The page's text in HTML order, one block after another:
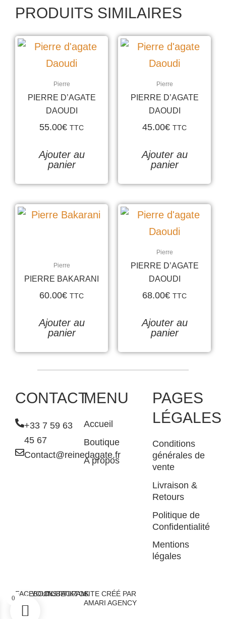
PRODUITS SIMILAIRES
Pierre
PIERRE D’AGATE
DAOUDI
55.00€ TTC
Ajouter au
panier
Pierre
PIERRE D’AGATE
DAOUDI
45.00€ TTC
Ajouter au
panier
Pierre
PIERRE BAKARANI
60.00€ TTC
Ajouter au
panier
Pierre
PIERRE D’AGATE
DAOUDI
68.00€ TTC
Ajouter au
panier
CONTACT
+33 7 59 63
45 67
Contact@reinedagate.fr
MENU
Accueil
Boutique
A propos
PAGES
LÉGALES
Conditions
générales de
vente
Livraison &
Retours
Politique de
Confidentialité
Mentions
légales
FACEBOOK
YOUTUBE
INSTAGRAM
TIKTOKSITE CRÉÉ PAR
AMARI AGENCY
0